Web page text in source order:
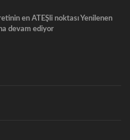
en ATEŞli noktası Yenilenen
devam ediyor